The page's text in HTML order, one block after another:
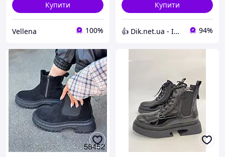
Купити
Vellena 100%
Купити
👍 Dik.net.ua - Інтернет магазин 94%